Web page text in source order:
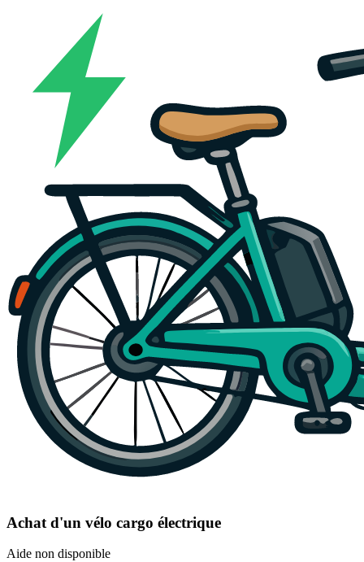
Achat d'un vélo cargo électrique
Aide non disponible